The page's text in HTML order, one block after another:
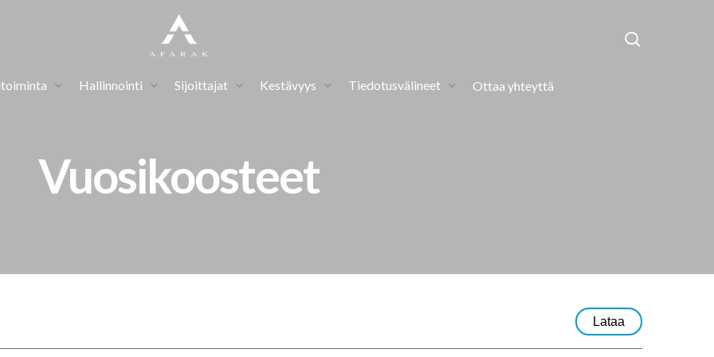
Hallinnointi Sijoittajat Kestävyys Tiedotusvälineet Ottaa yhteyttä
Vuosikoosteet
Lataa